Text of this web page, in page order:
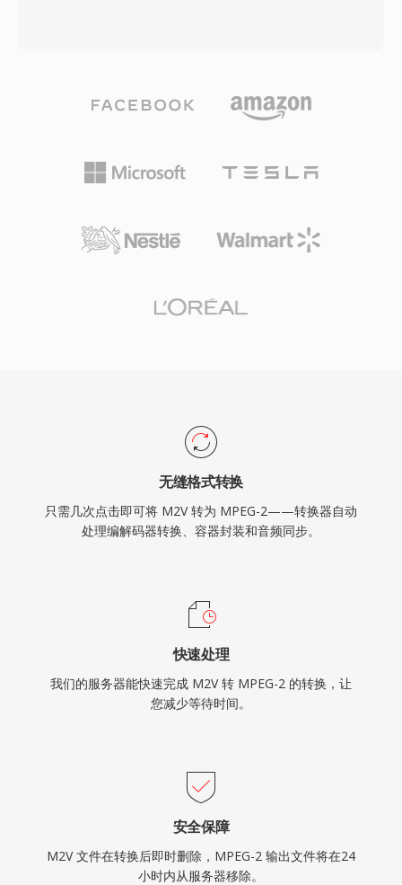
用，并作为DVD-Video的视频编解码器，将电影
特性的稳健复用，对于在噪声信道上的广播传输至
关重要，而节目流变体则用于DVD等存储导向的
持最高1920x1152的分辨率，专业配置下比特率
于广播基础设施、有线和卫星系统，以及全球流通
无缝格式转换
只需几次点击即可将 M2V 转为 MPEG-2——转换器自动
处理编解码器转换、容器封装和音频同步。
快速处理
我们的服务器能快速完成 M2V 转 MPEG-2 的转换，让
您减少等待时间。
安全保障
M2V 文件在转换后即时删除，MPEG-2 输出文件将在24
小时内从服务器移除。